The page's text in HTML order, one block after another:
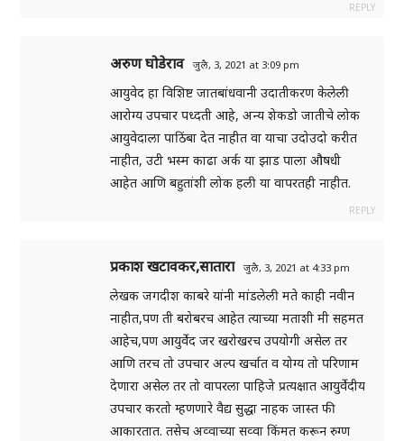
REPLY
अरुण घोडेराव जुलै, 3, 2021 at 3:09 pm
आयुवेद हा विशिष्ट जातबांधवानी उदातीकरण केलेली
आरोग्य उपचार पध्दती आहे, अन्य शेकडो जातीचे लोक
आयुवेदाला पाठिंबा देत नाहीत वा याचा उदोउदो करीत
नाहीत, उटी भस्म काढा अर्क या झाड पाला औषधी
आहेत आणि बहुतांशी लोक हली या वापरतही नाहीत.
REPLY
प्रकाश खटावकर,सातारा जुलै, 3, 2021 at 4:33 pm
लेखक जगदीश काबरे यांनी मांडलेली मते काही नवीन
नाहीत,पण ती बरोबरच आहेत त्याच्या मताशी मी सहमत
आहेच,पण आयुर्वेद जर खरोखरच उपयोगी असेल तर
आणि तरच तो उपचार अल्प खर्चात व योग्य तो परिणाम
देणारा असेल तर तो वापरला पाहिजे प्रत्यक्षात आयुर्वेदीय
उपचार करतो म्हणणारे वैद्य सुद्धा नाहक जास्त फी
आकारतात. तसेच अव्वाच्या सव्वा किंमत करून रुग्ण